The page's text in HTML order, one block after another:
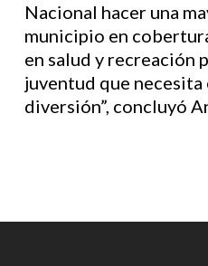
Nacional hacer una
municipio en
en salud y recreación
juventud que necesita
diversión”, concluyó